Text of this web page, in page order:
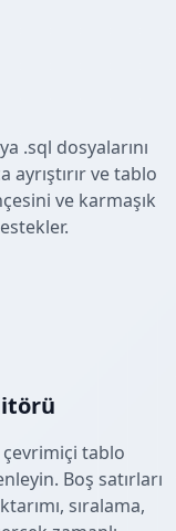
.sql dosyalarını
ayrıştırır ve tablo
ve karmaşık
tablo
Boş satırları
sıralama,